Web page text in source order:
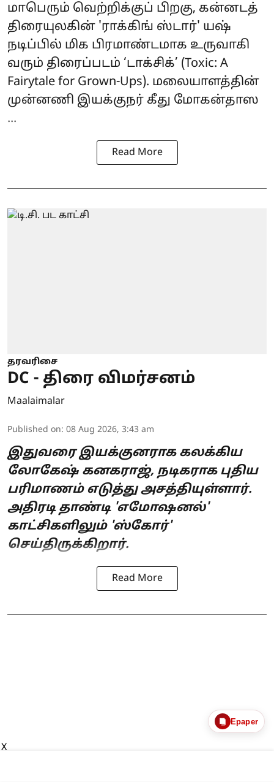
மாபெரும் வெற்றிக்குப் பிறகு, கன்னடத்
திரையுலகின் 'ராக்கிங் ஸ்டார்' யஷ்
நடிப்பில் மிக பிரமாண்டமாக உருவாகி
வரும் திரைப்படம் ‘டாக்சிக்’ (Toxic: A
Fairytale for Grown-Ups). மலையாளத்தின்
முன்னணி இயக்குநர் கீது மோகன்தாஸ
...
Read More
தரவரிசை
DC - திரை விமர்சனம்
Maalaimalar
Published on: 08 Aug 2026, 3:43 am
இதுவரை இயக்குனராக கலக்கிய
லோகேஷ் கனகராஜ், நடிகராக புதிய
பரிமாணம் எடுத்து அசத்தியுள்ளார்.
அதிரடி தாண்டி 'எமோஷனல்'
காட்சிகளிலும் 'ஸ்கோர்'
செய்திருக்கிறார்.
Read More
Epaper
X